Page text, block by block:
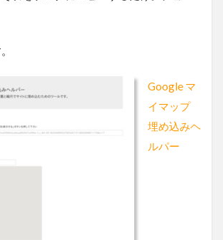
Google マ
イマップ
埋め込みヘ
ルパー